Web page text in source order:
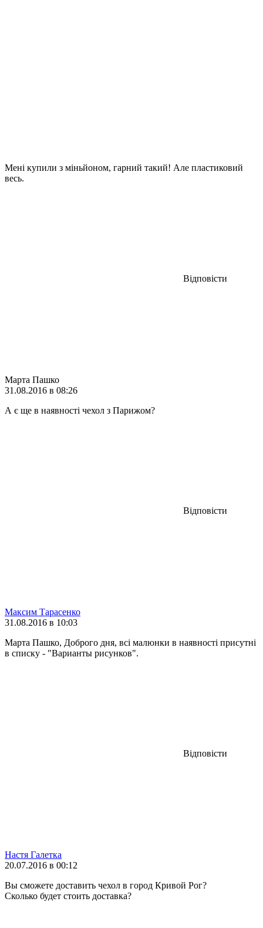
Мені купили з міньйоном, гарний такий! Але пластиковий
весь.
Відповісти
Марта Пашко
31.08.2016 в 08:26
А є ще в наявності чехол з Парижом?
Відповісти
Максим Тарасенко
31.08.2016 в 10:03
Марта Пашко, Доброго дня, всі малюнки в наявності присутні
в списку - "Варианты рисунков".
Відповісти
Настя Галетка
20.07.2016 в 00:12
Вы сможете доставить чехол в город Кривой Рог?
Сколько будет стоить доставка?